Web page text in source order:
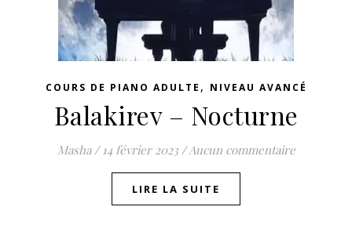
COURS DE PIANO ADULTE , NIVEAU AVANCÉ
Balakirev – Nocturne
Masha / 14 février 2023 /Aucun commentaire
LIRE LA SUITE